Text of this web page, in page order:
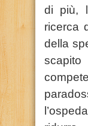
di più,
ricerca
della